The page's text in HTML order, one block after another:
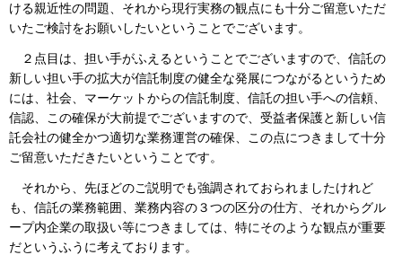
ける親近性の問題、それから現行実務の観点にも十分ご留意いただ
いたご検討をお願いしたいということでございます。
２点目は、担い手がふえるということでございますので、信託の
新しい担い手の拡大が信託制度の健全な発展につながるというため
には、社会、マーケットからの信託制度、信託の担い手への信頼、
信認、この確保が大前提でございますので、受益者保護と新しい信
託会社の健全かつ適切な業務運営の確保、この点につきまして十分
ご留意いただきたいということです。
それから、先ほどのご説明でも強調されておられましたけれど
も、信託の業務範囲、業務内容の３つの区分の仕方、それからグル
ープ内企業の取扱い等につきましては、特にそのような観点が重要
だというふうに考えております。